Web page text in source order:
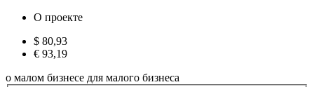
О проекте
$ 80,93
€ 93,19
о малом бизнесе для малого бизнеса